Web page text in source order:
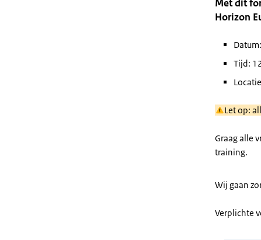
Met dit
Horizon
Tijd:
Let op:
Graag alle
training.
Wij gaan
Verplichte